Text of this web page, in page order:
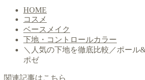
HOME
コスメ
ベースメイク
下地・コントロールカラー
＼人気の下地を徹底比較／ポール
ポゼ
関連記事はこちら